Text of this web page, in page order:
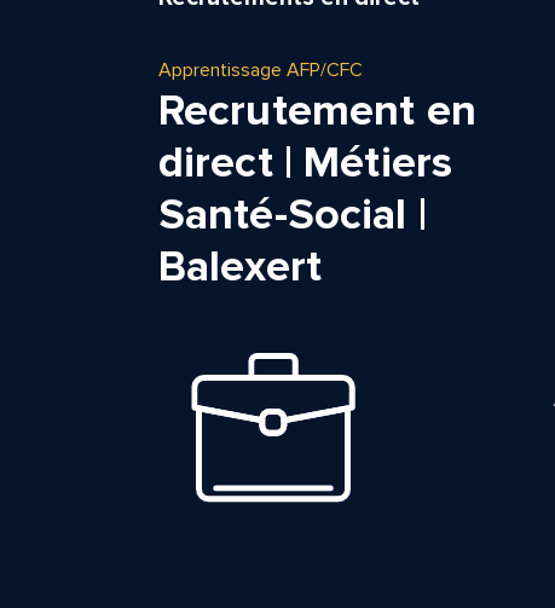
Apprentissage AFP/CFC
Recrutement en
direct | Métiers
Santé-Social |
Balexert